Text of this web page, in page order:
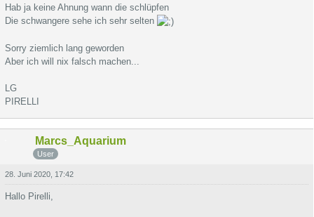
Hab ja keine Ahnung wann die schlüpfen
Die schwangere sehe ich sehr selten
Sorry ziemlich lang geworden
Aber ich will nix falsch machen...
LG
PIRELLI
Marcs_Aquarium
User
28. Juni 2020, 17:42
Hallo Pirelli,